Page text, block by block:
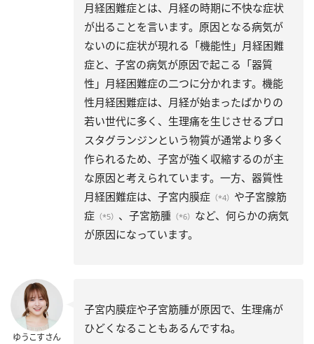
月経困難症とは、月経の時期に不快な症状
が出ることを言います。原因となる病気が
ないのに症状が現れる「機能性」月経困難
症と、子宮の病気が原因で起こる「器質
性」月経困難症の二つに分かれます。機能
性月経困難症は、月経が始まったばかりの
若い世代に多く、生理痛を生じさせるプロ
スタグランジンという物質が通常より多く
作られるため、子宮が強く収縮するのが主
な原因と考えられています。一方、器質性
月経困難症は、子宮内膜症 （*4） や子宮腺筋
症 （*5） 、子宮筋腫 （*6） など、何らかの病気
が原因になっています。
ゆうこすさん
子宮内膜症や子宮筋腫が原因で、生理痛が
ひどくなることもあるんですね。